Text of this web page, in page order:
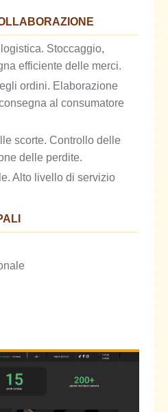
Stoccaggio,
efficiente delle merci.
ordini. Elaborazione
al consumatore
scorte. Controllo delle
delle perdite.
Alto livello di servizio